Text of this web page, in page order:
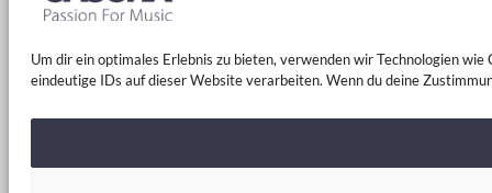
Um dir ein optimales Erlebnis zu bieten, verwenden wir Technologien
eindeutige IDs auf dieser Website verarbeiten. Wenn du deine